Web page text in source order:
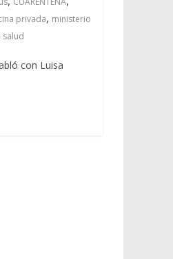
privada, ministerio
salud
con Luisa